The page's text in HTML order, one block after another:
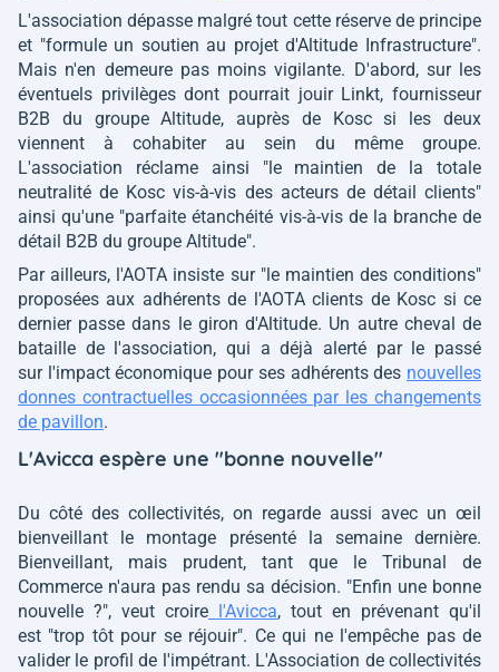
L'association dépasse malgré tout cette réserve de principe
et "formule un soutien au projet d'Altitude Infrastructure".
Mais n'en demeure pas moins vigilante. D'abord, sur les
éventuels privilèges dont pourrait jouir Linkt, fournisseur
B2B du groupe Altitude, auprès de Kosc si les deux
viennent à cohabiter au sein du même groupe.
L'association réclame ainsi "le maintien de la totale
neutralité de Kosc vis-à-vis des acteurs de détail clients"
ainsi qu'une "parfaite étanchéité vis-à-vis de la branche de
détail B2B du groupe Altitude".
Par ailleurs, l'AOTA insiste sur "le maintien des conditions"
proposées aux adhérents de l'AOTA clients de Kosc si ce
dernier passe dans le giron d'Altitude. Un autre cheval de
bataille de l'association, qui a déjà alerté par le passé
sur l'impact économique pour ses adhérents des nouvelles
donnes contractuelles occasionnées par les changements
de pavillon.
L'Avicca espère une "bonne nouvelle"
Du côté des collectivités, on regarde aussi avec un œil
bienveillant le montage présenté la semaine dernière.
Bienveillant, mais prudent, tant que le Tribunal de
Commerce n'aura pas rendu sa décision. "Enfin une bonne
nouvelle ?", veut croire l'Avicca, tout en prévenant qu'il
est "trop tôt pour se réjouir". Ce qui ne l'empêche pas de
valider le profil de l'impétrant. L'Association de collectivités